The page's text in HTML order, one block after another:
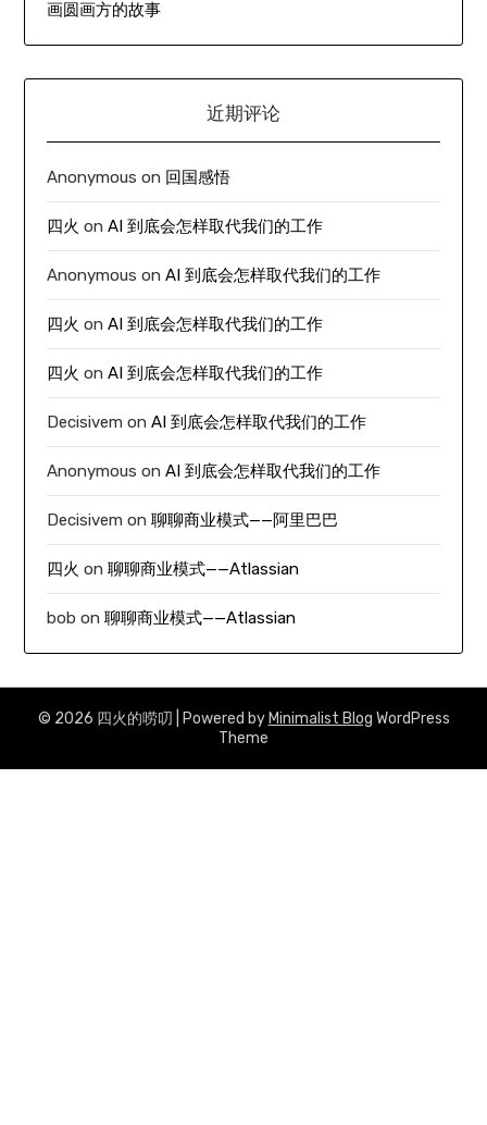
画圆画方的故事
近期评论
Anonymous on 回国感悟
四火 onAI 到底会怎样取代我们的工作
Anonymous onAI 到底会怎样取代我们的工作
四火 onAI 到底会怎样取代我们的工作
四火 onAI 到底会怎样取代我们的工作
Decisivem onAI 到底会怎样取代我们的工作
Anonymous onAI 到底会怎样取代我们的工作
Decisivem on聊聊商业模式——阿里巴巴
四火 on聊聊商业模式——Atlassian
bob on聊聊商业模式——Atlassian
© 2026 四火的唠叨 | Powered by Minimalist Blog WordPress
Theme